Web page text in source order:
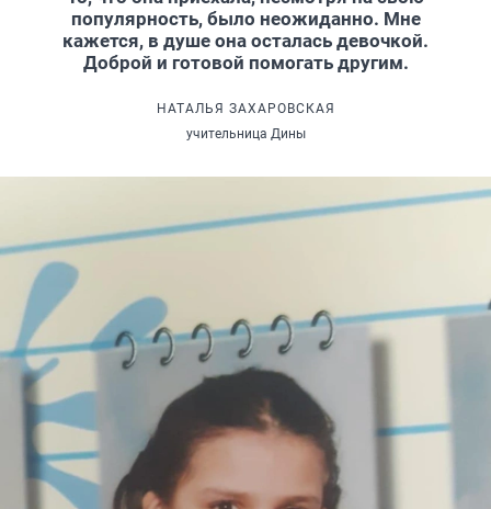
популярность, было неожиданно. Мне
кажется, в душе она осталась девочкой.
Доброй и готовой помогать другим.
НАТАЛЬЯ ЗАХАРОВСКАЯ
учительница Дины